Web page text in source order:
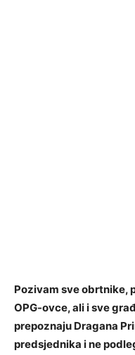
Pozivam sve obrtnike,
OPG-ovce, ali i sve
prepoznaju Dragana
predsjednika i ne